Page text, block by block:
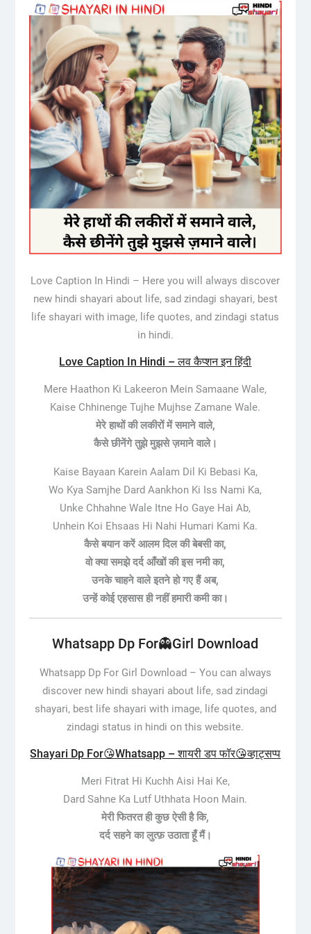
Love Caption In Hindi – Here you will always discover
new hindi shayari about life, sad zindagi shayari, best
life shayari with image, life quotes, and zindagi status
in hindi.
Love Caption In Hindi – लव कैप्शन इन हिंदी
Mere Haathon Ki Lakeeron Mein Samaane Wale,
Kaise Chhinenge Tujhe Mujhse Zamane Wale.
मेरे हाथों की लकीरों में समाने वाले,
कैसे छीनेंगे तुझे मुझसे ज़माने वाले।
Kaise Bayaan Karein Aalam Dil Ki Bebasi Ka,
Wo Kya Samjhe Dard Aankhon Ki Iss Nami Ka,
Unke Chhahne Wale Itne Ho Gaye Hai Ab,
Unhein Koi Ehsaas Hi Nahi Humari Kami Ka.
कैसे बयान करें आलम दिल की बेबसी का,
वो क्या समझे दर्द आँखों की इस नमी का,
उनके चाहने वाले इतने हो गए हैं अब,
उन्हें कोई एहसास ही नहीं हमारी कमी का।
Whatsapp Dp For👻Girl Download
Whatsapp Dp For Girl Download – You can always
discover new hindi shayari about life, sad zindagi
shayari, best life shayari with image, life quotes, and
zindagi status in hindi on this website.
Shayari Dp For😘Whatsapp – शायरी डप फॉर😘व्हाट्सप्प
Meri Fitrat Hi Kuchh Aisi Hai Ke,
Dard Sahne Ka Lutf Uthhata Hoon Main.
मेरी फितरत ही कुछ ऐसी है कि,
दर्द सहने का लुत्फ़ उठाता हूँ मैं।